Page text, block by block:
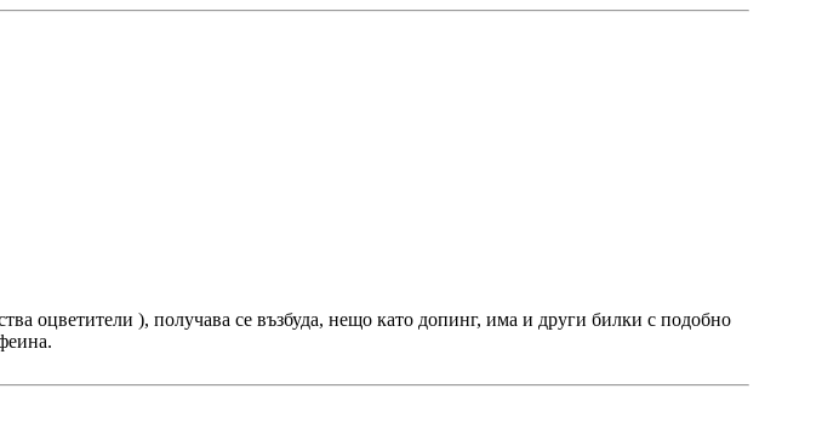
оцветители ), получава се възбуда, нещо като допинг, има и други билки с подобно